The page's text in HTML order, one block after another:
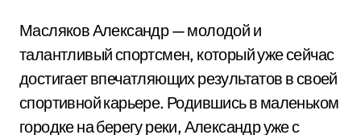
Масляков Александр — молодой и
талантливый спортсмен, который уже сейчас
достигает впечатляющих результатов в своей
спортивной карьере. Родившись в маленьком
городке на берегу реки, Александр уже с